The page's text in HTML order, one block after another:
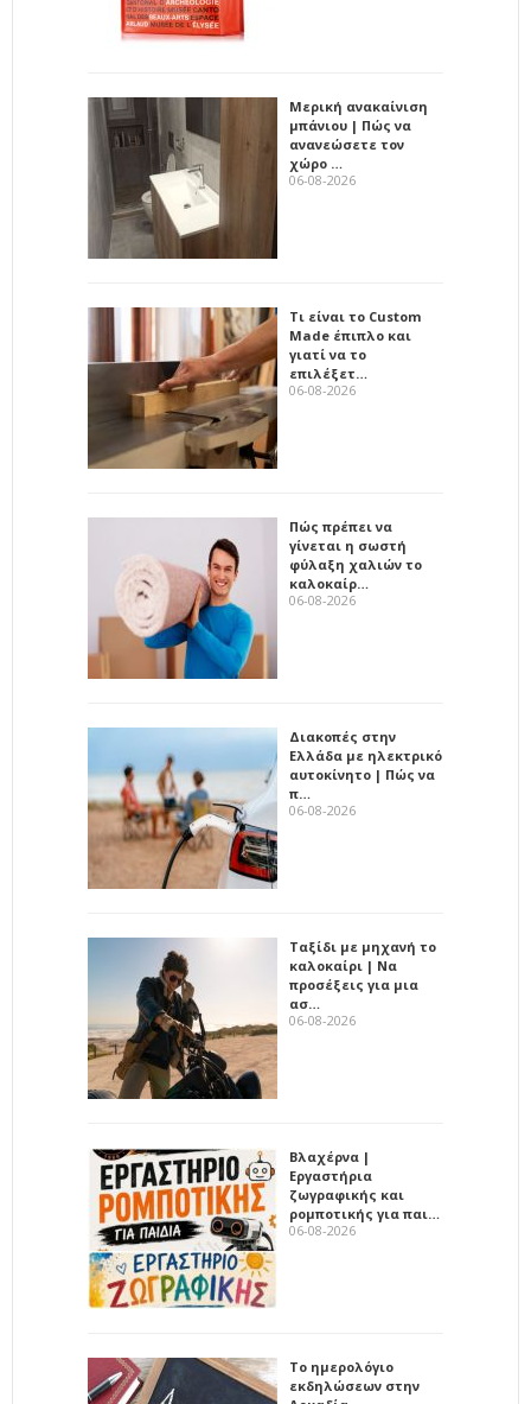
Μερική ανακαίνιση
μπάνιου | Πώς να
ανανεώσετε τον
χώρο …
06-08-2026
Τι είναι το Custom
Made έπιπλο και
γιατί να το
επιλέξετ…
06-08-2026
Πώς πρέπει να
γίνεται η σωστή
φύλαξη χαλιών το
καλοκαίρ…
06-08-2026
Διακοπές στην
Ελλάδα με ηλεκτρικό
αυτοκίνητο | Πώς να
π…
06-08-2026
Ταξίδι με μηχανή το
καλοκαίρι | Να
προσέξεις για μια
ασ…
06-08-2026
Βλαχέρνα |
Εργαστήρια
ζωγραφικής και
ρομποτικής για παι…
06-08-2026
Το ημερολόγιο
εκδηλώσεων στην